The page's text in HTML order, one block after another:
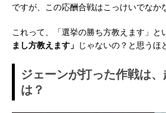
ですが、この応酬合戦はこっけいでなか
これって、「選挙の勝ち方教えます」と
まし方教えます」 じゃないの？と思うほ
ジェーンが打った作戦は
は？